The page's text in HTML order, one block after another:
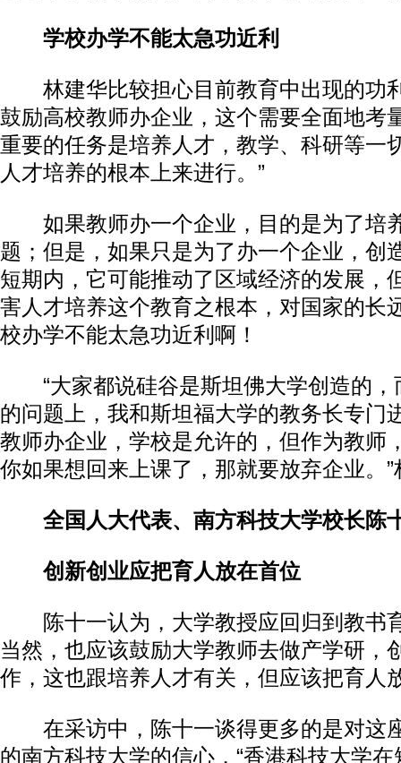
学校办学不能太急功近利
林建华比较担心目前教育中出现的功
鼓励高校教师办企业，这个需要全面地考
重要的任务是培养人才，教学、科研等一
人才培养的根本上来进行。”
如果教师办一个企业，目的是为了培
题；但是，如果只是为了办一个企业，创
短期内，它可能推动了区域经济的发展，
害人才培养这个教育之根本，对国家的长
校办学不能太急功近利啊！
“大家都说硅谷是斯坦佛大学创造的，
的问题上，我和斯坦福大学的教务长专门
教师办企业，学校是允许的，但作为教师
你如果想回来上课了，那就要放弃企业。
全国人大代表、南方科技大学校长陈
创新创业应把育人放在首位
陈十一认为，大学教授应回归到教书
当然，也应该鼓励大学教师去做产学研，
作，这也跟培养人才有关，但应该把育人
在采访中，陈十一谈得更多的是对这
的南方科技大学的信心，“香港科技大学